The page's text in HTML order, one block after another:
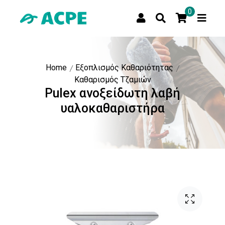
0
Home
Εξοπλισμός Καθαριότητας
Καθαρισμός Τζαμιών
Pulex ανοξείδωτη λαβή
υαλοκαθαριστήρα